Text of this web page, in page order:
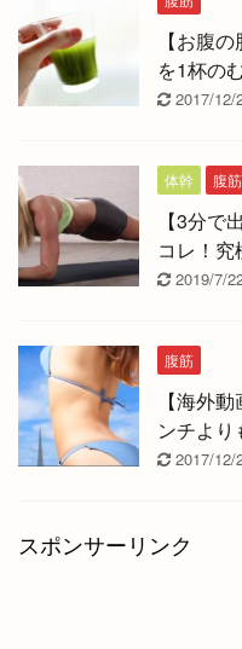
【お腹
を1杯の
2017/12/
体幹 腹筋
【3分で
コレ！究
2019/7/
腹筋
【海外
ンチよ
2017/12/
スポンサーリンク